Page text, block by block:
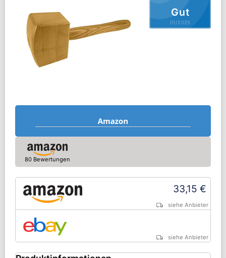
Gut
01/2025
80 Bewertungen
33,15 €
siehe Anbieter
siehe Anbieter